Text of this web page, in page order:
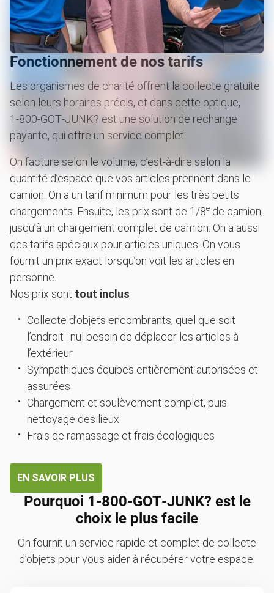
Fonctionnement de nos tarifs
Les organismes de charité offrent la collecte gratuite
selon leurs horaires précis, et dans cette optique,
1‑800‑GOT‑JUNK? est une solution de rechange
payante, qui offre un service complet.
On facture selon le volume, c’est-à-dire selon la
quantité d’espace que vos articles prennent dans le
camion. On a un tarif minimum pour les très petits
chargements. Ensuite, les prix sont de 1/8e de camion,
jusqu’à un chargement complet de camion. On a aussi
des tarifs spéciaux pour articles uniques. On vous
fournit un prix exact lorsqu’on voit les articles en
personne.
Nos prix sont tout inclus
Collecte d’objets encombrants, quel que soit
l’endroit : nul besoin de déplacer les articles à
l’extérieur
Sympathiques équipes entièrement autorisées et
assurées
Chargement et soulèvement complet, puis
nettoyage des lieux
Frais de ramassage et frais écologiques
EN SAVOIR PLUS
Pourquoi 1‑800‑GOT‑JUNK? est le
choix le plus facile
On fournit un service rapide et complet de collecte
d’objets pour vous aider à récupérer votre espace.